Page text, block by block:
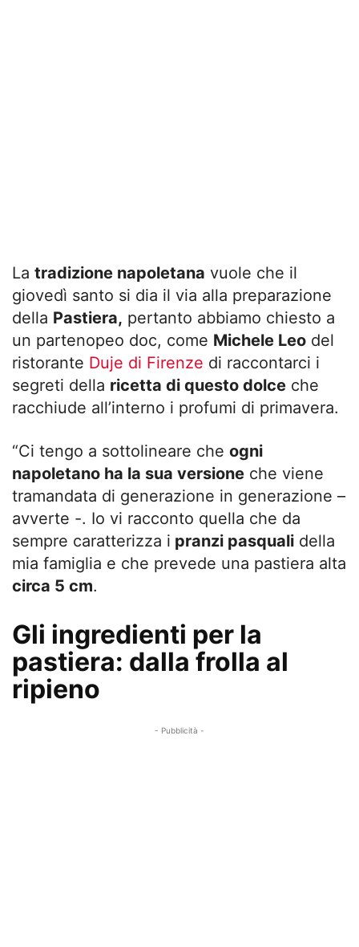
La tradizione napoletana vuole che il
giovedì santo si dia il via alla preparazione
della Pastiera, pertanto abbiamo chiesto a
un partenopeo doc, come Michele Leo del
ristorante Duje di Firenze di raccontarci i
segreti della ricetta di questo dolce che
racchiude all’interno i profumi di primavera.
“Ci tengo a sottolineare che ogni
napoletano ha la sua versione che viene
tramandata di generazione in generazione –
avverte -. Io vi racconto quella che da
sempre caratterizza i pranzi pasquali della
mia famiglia e che prevede una pastiera alta
circa 5 cm.
Gli ingredienti per la
pastiera: dalla frolla al
ripieno
- Pubblicità -